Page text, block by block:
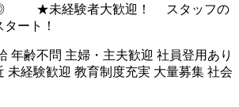
◎ ★未経験者大歓迎！ スタッフの
ート！
年齢不問 主婦・主夫歓迎 社員登用あり
未経験歓迎 教育制度充実 大量募集 社会